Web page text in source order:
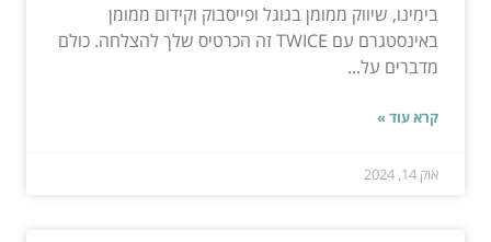
בימינו, שיווק ממומן בגוגל ופייסבוק וקידום ממומן
באינסטגרם עם TWICE זה הכרטיס שלך להצלחה. כולם
מדברים על...
קרא עוד »
אוק 14, 2024